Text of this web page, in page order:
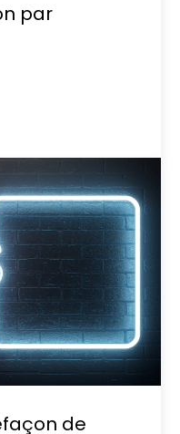
par
de